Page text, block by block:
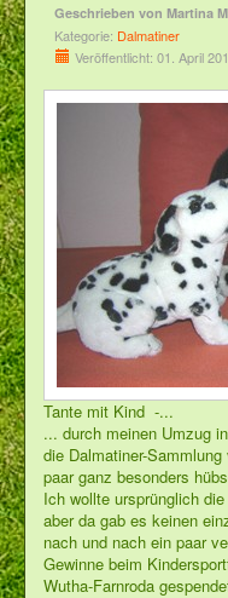
Geschrieben von Martina
Kategorie: Dalmatiner
Veröffentlicht: 01. April
Tante mit Kind -...
... durch meinen Umzug
die Dalmatiner-
paar ganz besonders
Ich wollte ursprünglich
aber da gab es keinen
nach und nach ein paar
Gewinne beim
Wutha-Farnroda